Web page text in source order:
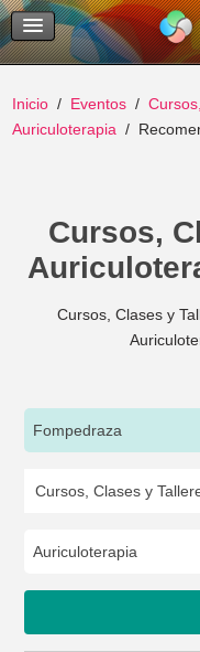
Temas
Buscar
Inicio Eventos
Auriculoterapia
Cursos,
Cursos, Clases y
Fompedraza
Auriculoterapia